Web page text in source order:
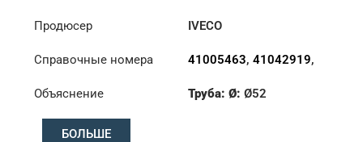
Продюсер IVECO
Справочные номера 41005463,41042919,
Объяснение
Труба: Ø:Ø52
БОЛЬШЕ